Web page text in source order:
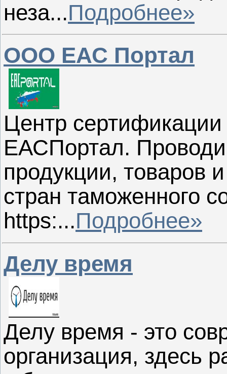
неза...Подробнее»
ООО ЕАС Портал
Центр
ЕАСПортал.
продукции, товаров
стран таможенного
https:...Подробнее»
Делу время
Делу время - это
организация, здесь